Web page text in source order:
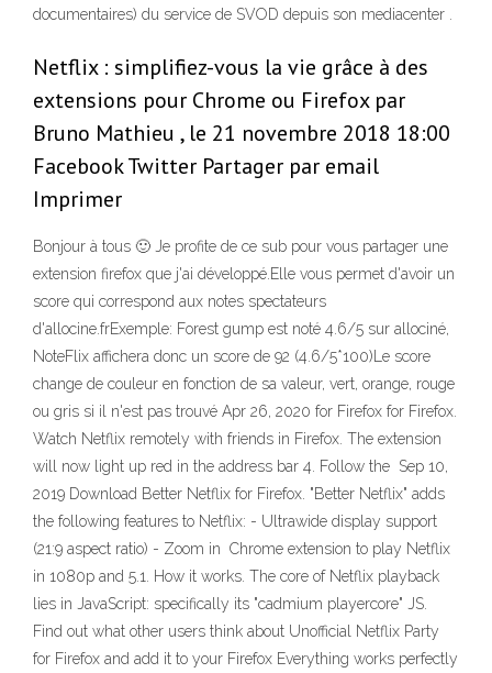
documentaires) du service de SVOD depuis son mediacenter .
Netflix : simplifiez-vous la vie grâce à des
extensions pour Chrome ou Firefox par
Bruno Mathieu , le 21 novembre 2018 18:00
Facebook Twitter Partager par email
Imprimer
Bonjour à tous 🙂 Je profite de ce sub pour vous partager une
extension firefox que j'ai développé.Elle vous permet d'avoir un
score qui correspond aux notes spectateurs
d'allocine.frExemple: Forest gump est noté 4.6/5 sur allociné,
NoteFlix affichera donc un score de 92 (4.6/5*100)Le score
change de couleur en fonction de sa valeur, vert, orange, rouge
ou gris si il n'est pas trouvé Apr 26, 2020 for Firefox for Firefox.
Watch Netflix remotely with friends in Firefox. The extension
will now light up red in the address bar 4. Follow the Sep 10,
2019 Download Better Netflix for Firefox. "Better Netflix" adds
the following features to Netflix: - Ultrawide display support
(21:9 aspect ratio) - Zoom in Chrome extension to play Netflix
in 1080p and 5.1. How it works. The core of Netflix playback
lies in JavaScript: specifically its "cadmium playercore" JS.
Find out what other users think about Unofficial Netflix Party
for Firefox and add it to your Firefox Everything works perfectly